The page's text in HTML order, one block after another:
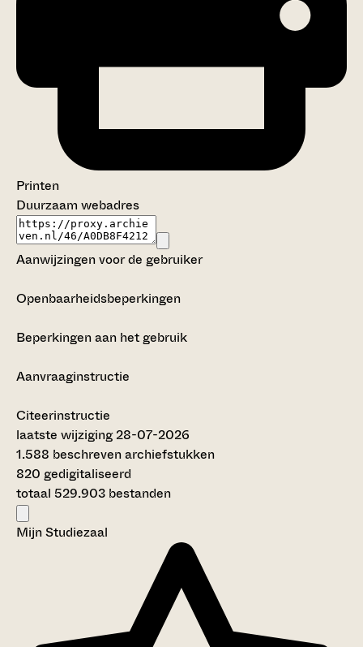
Printen
Duurzaam webadres
Aanwijzingen voor de gebruiker
Openbaarheidsbeperkingen
Beperkingen aan het gebruik
Aanvraaginstructie
Citeerinstructie
laatste wijziging 28-07-2026
1.588 beschreven archiefstukken
820 gedigitaliseerd
totaal 529.903 bestanden
Mijn Studiezaal